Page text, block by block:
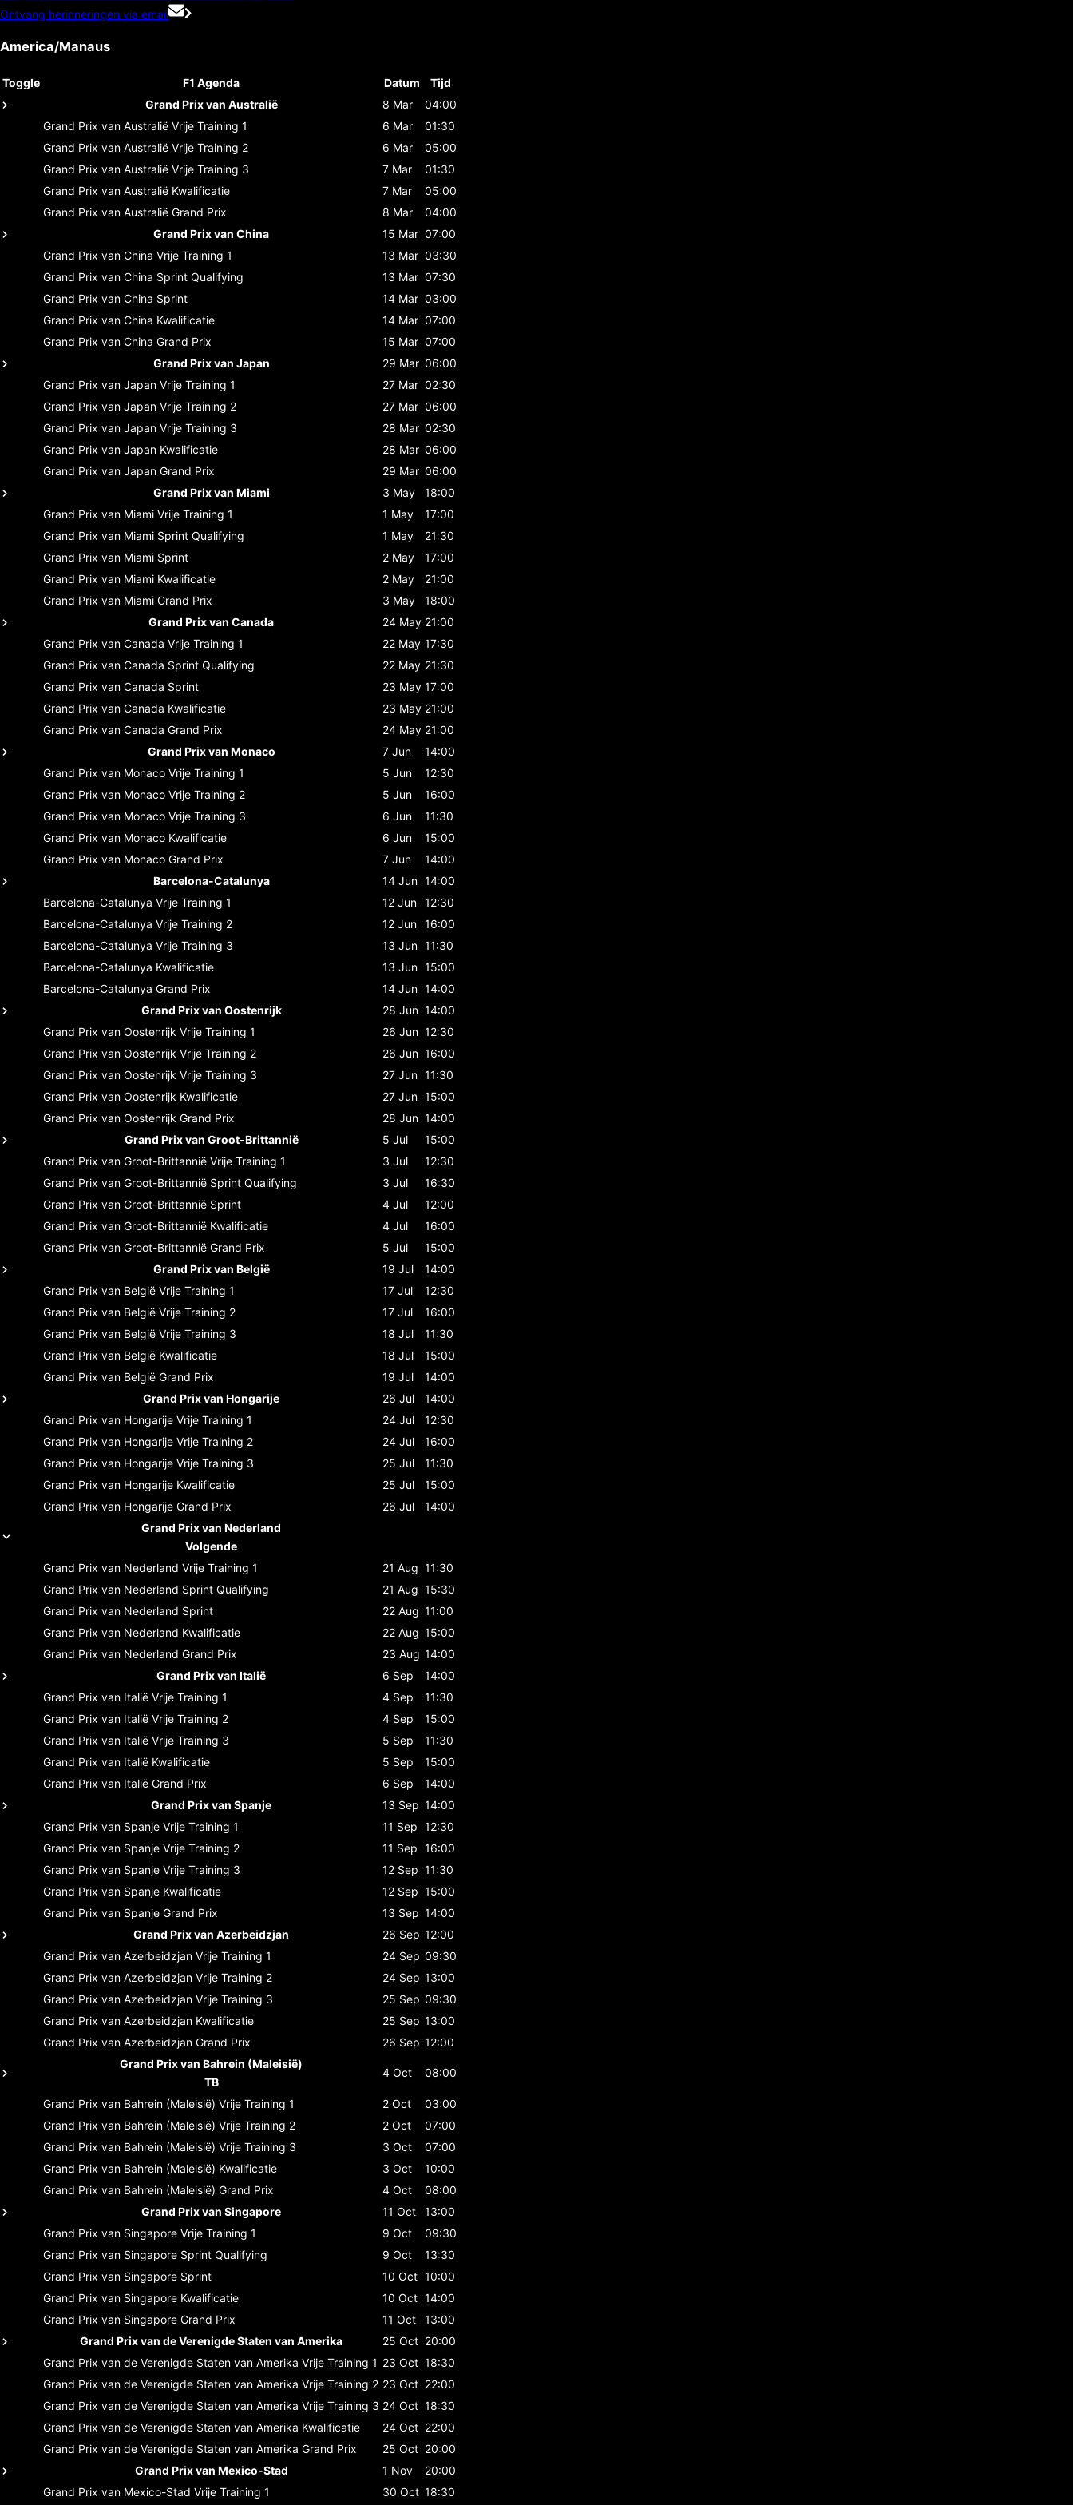
Ontvang herinneringen via email
America/Manaus
Toggle F1 Agenda Datum
Tijd
Grand Prix van Australië
8 Mar
04:00
Grand Prix van Australië Vrije Training 1 6 Mar
01:30
Grand Prix van Australië Vrije Training 2 6 Mar
05:00
Grand Prix van Australië Vrije Training 3 7 Mar
01:30
Grand Prix van Australië Kwalificatie 7 Mar
05:00
Grand Prix van Australië Grand Prix 8 Mar
04:00
Grand Prix van China
15 Mar 07:00
Grand Prix van China Vrije Training 1 13 Mar 03:30
Grand Prix van China Sprint Qualifying 13 Mar 07:30
Grand Prix van China Sprint 14 Mar 03:00
Grand Prix van China Kwalificatie 14 Mar 07:00
Grand Prix van China Grand Prix 15 Mar 07:00
Grand Prix van Japan
29 Mar 06:00
Grand Prix van Japan Vrije Training 1 27 Mar 02:30
Grand Prix van Japan Vrije Training 2 27 Mar 06:00
Grand Prix van Japan Vrije Training 3 28 Mar 02:30
Grand Prix van Japan Kwalificatie 28 Mar 06:00
Grand Prix van Japan Grand Prix 29 Mar 06:00
Grand Prix van Miami
3 May
18:00
Grand Prix van Miami Vrije Training 1 1 May
17:00
Grand Prix van Miami Sprint Qualifying 1 May
21:30
Grand Prix van Miami Sprint 2 May
17:00
Grand Prix van Miami Kwalificatie 2 May
21:00
Grand Prix van Miami Grand Prix 3 May
18:00
Grand Prix van Canada
24 May 21:00
Grand Prix van Canada Vrije Training 1 22 May 17:30
Grand Prix van Canada Sprint Qualifying 22 May 21:30
Grand Prix van Canada Sprint 23 May 17:00
Grand Prix van Canada Kwalificatie 23 May 21:00
Grand Prix van Canada Grand Prix 24 May 21:00
Grand Prix van Monaco
7 Jun
14:00
Grand Prix van Monaco Vrije Training 1 5 Jun
12:30
Grand Prix van Monaco Vrije Training 2 5 Jun
16:00
Grand Prix van Monaco Vrije Training 3 6 Jun
11:30
Grand Prix van Monaco Kwalificatie 6 Jun
15:00
Grand Prix van Monaco Grand Prix 7 Jun
14:00
Barcelona-Catalunya
14 Jun 14:00
Barcelona-Catalunya Vrije Training 1 12 Jun 12:30
Barcelona-Catalunya Vrije Training 2 12 Jun 16:00
Barcelona-Catalunya Vrije Training 3 13 Jun 11:30
Barcelona-Catalunya Kwalificatie 13 Jun 15:00
Barcelona-Catalunya Grand Prix 14 Jun 14:00
Grand Prix van Oostenrijk
28 Jun 14:00
Grand Prix van Oostenrijk Vrije Training 1 26 Jun 12:30
Grand Prix van Oostenrijk Vrije Training 2 26 Jun 16:00
Grand Prix van Oostenrijk Vrije Training 3 27 Jun 11:30
Grand Prix van Oostenrijk Kwalificatie 27 Jun 15:00
Grand Prix van Oostenrijk Grand Prix 28 Jun 14:00
Grand Prix van Groot-Brittannië
5 Jul
15:00
Grand Prix van Groot-Brittannië Vrije Training 1 3 Jul
12:30
Grand Prix van Groot-Brittannië Sprint Qualifying 3 Jul
16:30
Grand Prix van Groot-Brittannië Sprint 4 Jul
12:00
Grand Prix van Groot-Brittannië Kwalificatie 4 Jul
16:00
Grand Prix van Groot-Brittannië Grand Prix 5 Jul
15:00
Grand Prix van België
19 Jul
14:00
Grand Prix van België Vrije Training 1 17 Jul
12:30
Grand Prix van België Vrije Training 2 17 Jul
16:00
Grand Prix van België Vrije Training 3 18 Jul
11:30
Grand Prix van België Kwalificatie 18 Jul
15:00
Grand Prix van België Grand Prix 19 Jul
14:00
Grand Prix van Hongarije
26 Jul
14:00
Grand Prix van Hongarije Vrije Training 1 24 Jul
12:30
Grand Prix van Hongarije Vrije Training 2 24 Jul
16:00
Grand Prix van Hongarije Vrije Training 3 25 Jul
11:30
Grand Prix van Hongarije Kwalificatie 25 Jul
15:00
Grand Prix van Hongarije Grand Prix 26 Jul
14:00
Grand Prix van Nederland
Volgende
Grand Prix van Nederland Vrije Training 1 21 Aug 11:30
Grand Prix van Nederland Sprint Qualifying 21 Aug 15:30
Grand Prix van Nederland Sprint 22 Aug 11:00
Grand Prix van Nederland Kwalificatie 22 Aug 15:00
Grand Prix van Nederland Grand Prix 23 Aug 14:00
Grand Prix van Italië
6 Sep
14:00
Grand Prix van Italië Vrije Training 1 4 Sep
11:30
Grand Prix van Italië Vrije Training 2 4 Sep
15:00
Grand Prix van Italië Vrije Training 3 5 Sep
11:30
Grand Prix van Italië Kwalificatie 5 Sep
15:00
Grand Prix van Italië Grand Prix 6 Sep
14:00
Grand Prix van Spanje
13 Sep 14:00
Grand Prix van Spanje Vrije Training 1 11 Sep 12:30
Grand Prix van Spanje Vrije Training 2 11 Sep 16:00
Grand Prix van Spanje Vrije Training 3 12 Sep 11:30
Grand Prix van Spanje Kwalificatie 12 Sep 15:00
Grand Prix van Spanje Grand Prix 13 Sep 14:00
Grand Prix van Azerbeidzjan
26 Sep 12:00
Grand Prix van Azerbeidzjan Vrije Training 1 24 Sep 09:30
Grand Prix van Azerbeidzjan Vrije Training 2 24 Sep 13:00
Grand Prix van Azerbeidzjan Vrije Training 3 25 Sep 09:30
Grand Prix van Azerbeidzjan Kwalificatie 25 Sep 13:00
Grand Prix van Azerbeidzjan Grand Prix 26 Sep 12:00
Grand Prix van Bahrein (Maleisië)
TB
4 Oct 08:00
Grand Prix van Bahrein (Maleisië) Vrije Training 1 2 Oct
03:00
Grand Prix van Bahrein (Maleisië) Vrije Training 2 2 Oct
07:00
Grand Prix van Bahrein (Maleisië) Vrije Training 3 3 Oct
07:00
Grand Prix van Bahrein (Maleisië) Kwalificatie 3 Oct
10:00
Grand Prix van Bahrein (Maleisië) Grand Prix 4 Oct
08:00
Grand Prix van Singapore
11 Oct
13:00
Grand Prix van Singapore Vrije Training 1 9 Oct
09:30
Grand Prix van Singapore Sprint Qualifying 9 Oct
13:30
Grand Prix van Singapore Sprint 10 Oct 10:00
Grand Prix van Singapore Kwalificatie 10 Oct 14:00
Grand Prix van Singapore Grand Prix 11 Oct
13:00
Grand Prix van de Verenigde Staten van Amerika
25 Oct 20:00
Grand Prix van de Verenigde Staten van Amerika Vrije Training 1 23 Oct 18:30
Grand Prix van de Verenigde Staten van Amerika Vrije Training 2 23 Oct 22:00
Grand Prix van de Verenigde Staten van Amerika Vrije Training 3 24 Oct 18:30
Grand Prix van de Verenigde Staten van Amerika Kwalificatie 24 Oct 22:00
Grand Prix van de Verenigde Staten van Amerika Grand Prix 25 Oct 20:00
Grand Prix van Mexico-Stad
1 Nov
20:00
Grand Prix van Mexico-Stad Vrije Training 1 30 Oct 18:30